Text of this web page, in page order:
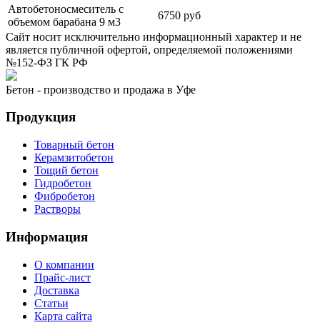
Автобетоносмеситель с
объемом барабана 9 м3
6750 руб
Сайт носит исключительно информационный характер и не
является публичной офертой, определяемой положениями
№152-ФЗ ГК РФ
Бетон - производство и продажа в Уфе
Продукция
Товарный бетон
Керамзитобетон
Тощий бетон
Гидробетон
Фибробетон
Растворы
Информация
О компании
Прайс-лист
Доставка
Статьи
Карта сайта